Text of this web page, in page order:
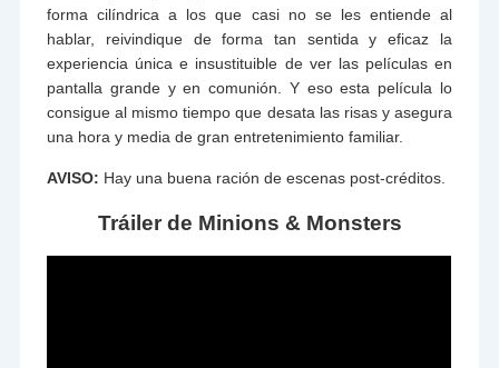
forma cilíndrica a los que casi no se les entiende al
hablar, reivindique de forma tan sentida y eficaz la
experiencia única e insustituible de ver las películas en
pantalla grande y en comunión. Y eso esta película lo
consigue al mismo tiempo que desata las risas y asegura
una hora y media de gran entretenimiento familiar.
AVISO: Hay una buena ración de escenas post-créditos.
Tráiler de Minions & Monsters